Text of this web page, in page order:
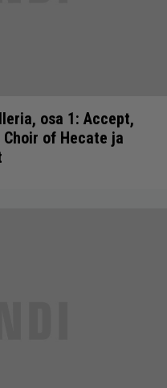
osa 1: Accept,
of Hecate ja